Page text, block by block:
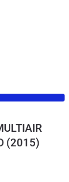
(2015)